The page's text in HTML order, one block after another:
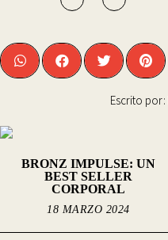
Escrito por:
BRONZ IMPULSE: UN
BEST SELLER
CORPORAL
18 MARZO 2024